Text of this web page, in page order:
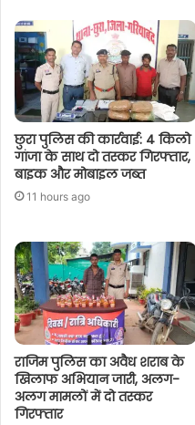
छुरा पुलिस की कार्रवाई: 4 किलो
गांजा के साथ दो तस्कर गिरफ्तार,
बाइक और मोबाइल जब्त
11 hours ago
राजिम पुलिस का अवैध शराब के
खिलाफ अभियान जारी, अलग-
अलग मामलों में दो तस्कर
गिरफ्तार